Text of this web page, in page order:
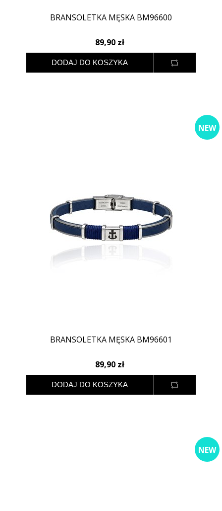
BRANSOLETKA MĘSKA BM96600
89,90 zł
BRANSOLETKA MĘSKA BM96601
NEW
89,90 zł
NEW